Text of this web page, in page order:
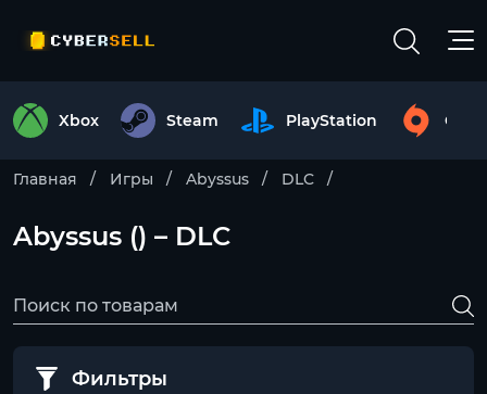
Xbox Steam PlayStation
Главная Игры Abyssus DLC
Abyssus () – DLC
Фильтры